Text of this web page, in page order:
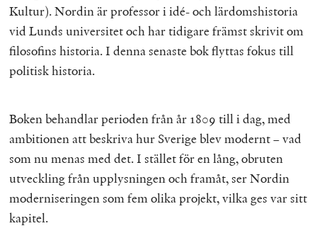
Kultur). Nordin är professor i idé- och lärdomshistoria
vid Lunds universitet och har tidigare främst skrivit om
filosofins historia. I denna senaste bok flyttas fokus till
politisk historia.
Boken behandlar perioden från år 1809 till i dag, med
ambitionen att beskriva hur Sverige blev modernt – vad
som nu menas med det. I stället för en lång, obruten
utveckling från upplysningen och framåt, ser Nordin
moderniseringen som fem olika projekt, vilka ges var sitt
kapitel.